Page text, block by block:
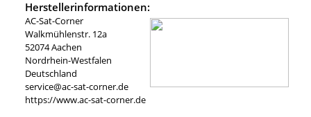
Herstellerinformationen:
AC-Sat-Corner
Walkmühlenstr. 12a
52074 Aachen
Nordrhein-Westfalen
Deutschland
service@ac-sat-corner.de
https://www.ac-sat-corner.de